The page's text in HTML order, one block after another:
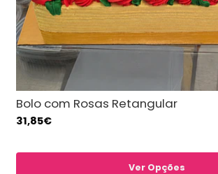
Bolo com Rosas Retangular
31,85€
Ver Opções